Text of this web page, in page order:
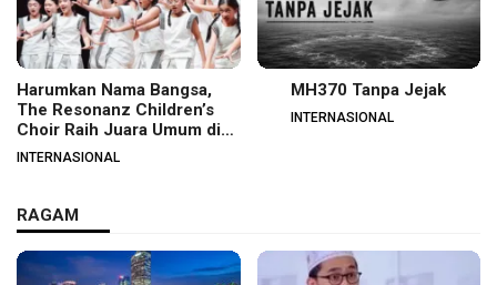
Harumkan Nama Bangsa,
The Resonanz Children’s
Choir Raih Juara Umum di
Hungaria
INTERNASIONAL
MH370 Tanpa Jejak
INTERNASIONAL
RAGAM